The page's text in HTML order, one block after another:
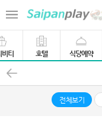
티 호텔 식당예약
전체보기